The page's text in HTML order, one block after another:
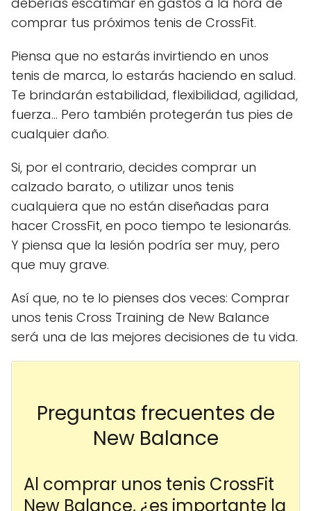
comprar tus próximos tenis de CrossFit.
Piensa que no estarás invirtiendo en unos
tenis de marca, lo estarás haciendo en salud.
Te brindarán estabilidad, flexibilidad, agilidad,
fuerza… Pero también protegerán tus pies de
cualquier daño.
Si, por el contrario, decides comprar un
calzado barato, o utilizar unos tenis
cualquiera que no están diseñadas para
hacer CrossFit, en poco tiempo te lesionarás.
Y piensa que la lesión podría ser muy, pero
que muy grave.
Así que, no te lo pienses dos veces: Comprar
unos tenis Cross Training de New Balance
será una de las mejores decisiones de tu vida.
Preguntas frecuentes de
New Balance
Al comprar unos tenis CrossFit
New Balance, ¿es importante la